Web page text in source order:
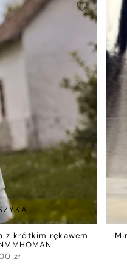
z krótkim rękawem
zł